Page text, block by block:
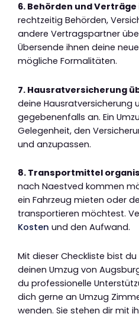
6. Behörden und
rechtzeitig Behörden,
andere Vertragspartner
Übersende ihnen deine
mögliche Formalitäten.
7. Hausratversicherung
deine Hausratversicherung
gegebenenfalls an. Ein
Gelegenheit, den
und anzupassen.
8. Transportmittel
nach Naestved kommen
ein Fahrzeug mieten oder
transportieren möchtest.
Kosten und den Aufwand.
Mit dieser Checkliste bist
deinen Umzug von
du professionelle
dich gerne an Umzug
wenden. Sie stehen dir mit